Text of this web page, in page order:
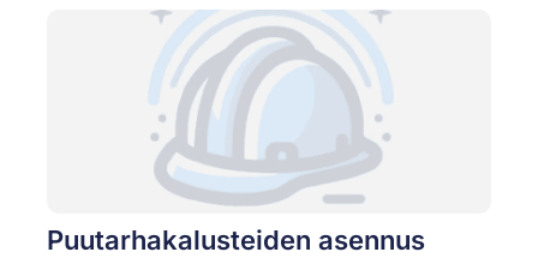
Puutarhakalusteiden asennus